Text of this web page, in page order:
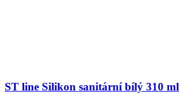
ST line Silikon sanitární bílý 310 ml